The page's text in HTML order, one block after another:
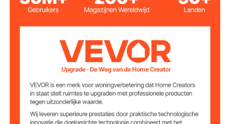
Groen, natuurlijk cederhout
Productafmetinge
34,65 x 12,83 x 35,43 inch /
880 x 326 x 900 mm